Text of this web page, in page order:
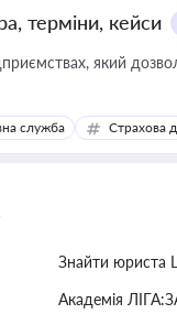
терміни, кейси
який
служба Страхова
Знайти юриста
Академія